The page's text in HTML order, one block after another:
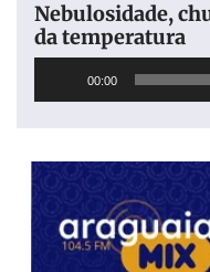
Nebulosidade,
da temperatura
00:00